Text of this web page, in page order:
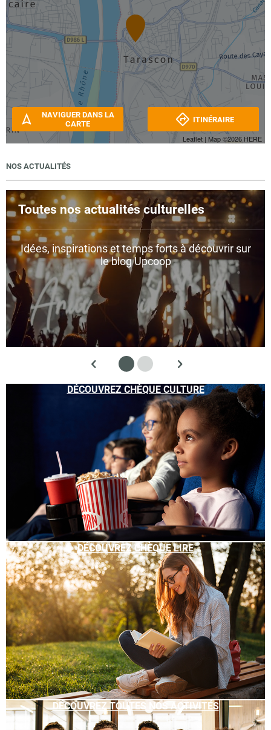
Leaflet | Map ©2026 HERE
NAVIGUER DANS LA
CARTE
ITINÉRAIRE
NOS ACTUALITÉS
Toutes nos actualités culturelles
Idées, inspirations et temps forts à découvrir sur
le blog Upcoop
DÉCOUVREZ CHÈQUE CULTURE
DÉCOUVREZ CHÈQUE LIRE
DÉCOUVREZ TOUTES NOS ACTIVITÉS